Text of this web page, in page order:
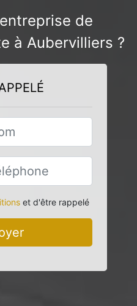
de
à Aubervilliers ?
et d'être rappelé